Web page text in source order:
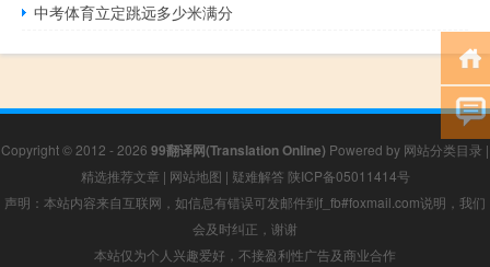
中考体育立定跳远多少米满分
Copyright © 2012 - 2026 99翻译网(Translation Online) Powered by 网站分类目录 |
精选推荐文章 | 网站地图 | 疑难解答 陕ICP备05011414号
声明：本站内容来自互联网，如信息有错误可发邮件到f_fb#foxmail.com说明，我们
会及时纠正，谢谢
本站仅为个人兴趣爱好，不接盈利性广告及商业合作